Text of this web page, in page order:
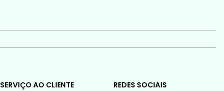
SERVIÇO AO CLIENTE REDES SOCIAIS